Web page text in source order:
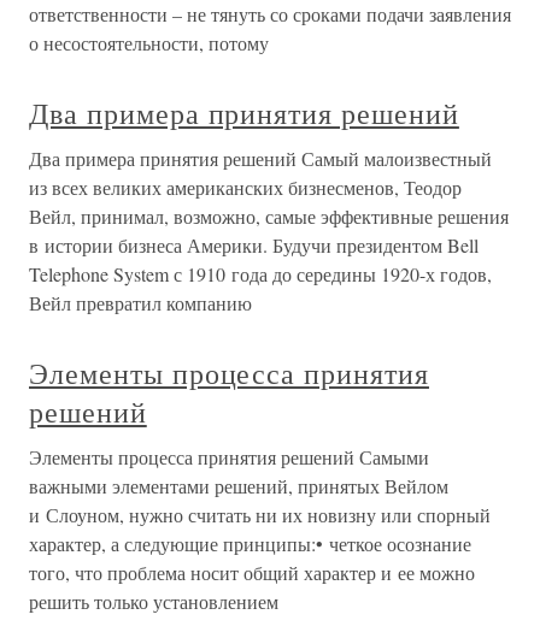
ответственности – не тянуть со сроками подачи заявления
о несостоятельности, потому
Два примера принятия решений
Два примера принятия решений Самый малоизвестный
из всех великих американских бизнесменов, Теодор
Вейл, принимал, возможно, самые эффективные решения
в истории бизнеса Америки. Будучи президентом Bell
Telephone System с 1910 года до середины 1920-х годов,
Вейл превратил компанию
Элементы процесса принятия
решений
Элементы процесса принятия решений Самыми
важными элементами решений, принятых Вейлом
и Слоуном, нужно считать ни их новизну или спорный
характер, а следующие принципы:• четкое осознание
того, что проблема носит общий характер и ее можно
решить только установлением